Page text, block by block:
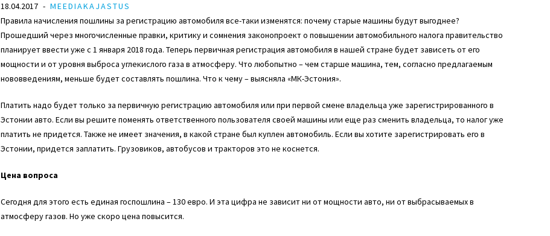
18.04.2017
MEEDIAKAJASTUS
Правила начисления пошлины за регистрацию автомобиля все-таки изменятся: почему старые машины будут выгоднее?
Прошедший через многочисленные правки, критику и сомнения законопроект о повышении автомобильного налога правительство
планирует ввести уже с 1 января 2018 года. Теперь первичная регистрация автомобиля в нашей стране будет зависеть от его
мощности и от уровня выброса углекислого газа в атмосферу. Что любопытно – чем старше машина, тем, согласно предлагаемым
нововведениям, меньше будет составлять пошлина. Что к чему – выясняла «МК-Эстония».
Платить надо будет только за первичную регистрацию автомобиля или при первой смене владельца уже зарегистрированного в
Эстонии авто. Если вы решите поменять ответственного пользователя своей машины или еще раз сменить владельца, то налог уже
платить не придется. Также не имеет значения, в какой стране был куплен автомобиль. Если вы хотите зарегистрировать его в
Эстонии, придется заплатить. Грузовиков, автобусов и тракторов это не коснется.
Цена вопроса
Сегодня для этого есть единая госпошлина – 130 евро. И эта цифра не зависит ни от мощности авто, ни от выбрасываемых в
атмосферу газов. Но уже скоро цена повысится.